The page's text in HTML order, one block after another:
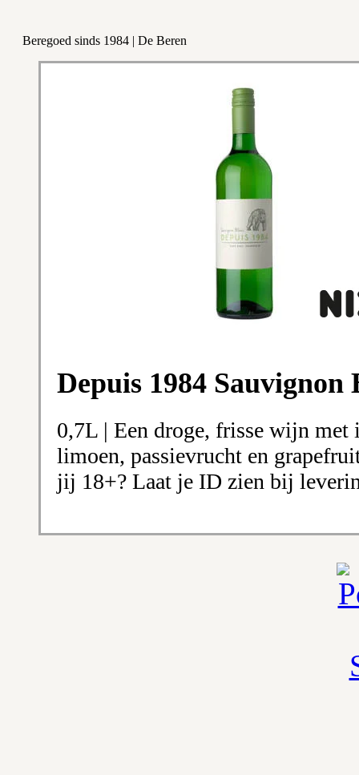
Beregoed sinds 1984 | De Beren
Depuis 1984 Sauvignon
0,7L | Een droge, frisse wijn met
limoen, passievrucht en
jij 18+? Laat je ID zien bij